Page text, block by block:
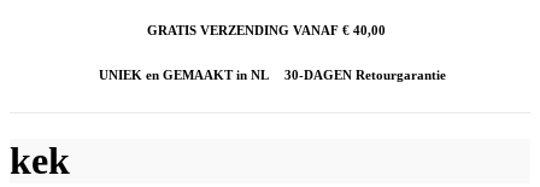
GRATIS VERZENDING VANAF € 40,00
UNIEK en GEMAAKT in NL 30-DAGEN Retourgarantie
kek